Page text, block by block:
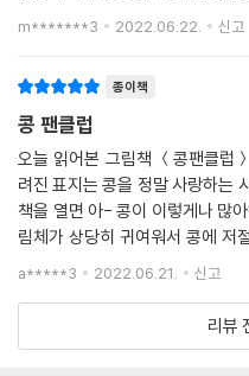
요. 그래서 그런지 '콩 팬클럽' 이
m*******3 2022.06.22. 신고
종이책
콩 팬클럽
오늘 읽어본 그림책 ＜콩팬클럽＞ 콩에 어울리는 초록색과 콩이 가득 그
려진 표지는 콩을 정말 사랑하는 사람이 만든 책이라고 단숨이 느껴진다.
책을 열면 아- 콩이 이렇게나 많아?라고 느낄만한 컬러링 엽서가 있다. 그
림체가 상당히 귀여워서 콩에 저절로 관심이 생길 수 밖에 없다ㅎㅎ 책의
a*****3 2022.06.21. 신고
리뷰